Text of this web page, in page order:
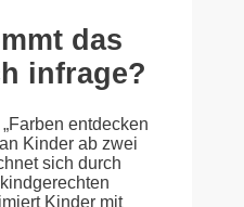
das
infrage?
entdecken
Kinder ab zwei
sich durch
Kinder mit